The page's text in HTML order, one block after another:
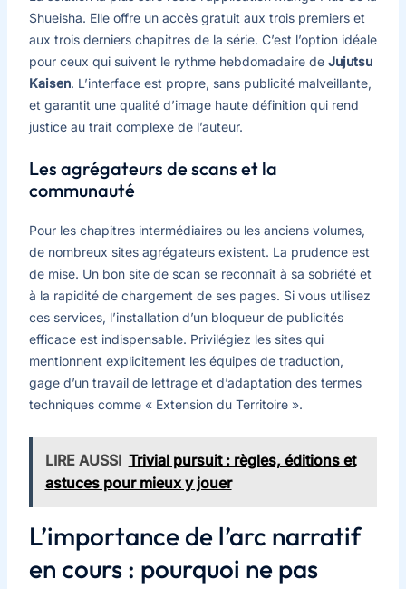
Shueisha. Elle offre un accès gratuit aux trois premiers et
aux trois derniers chapitres de la série. C’est l’option idéale
pour ceux qui suivent le rythme hebdomadaire de Jujutsu
Kaisen. L’interface est propre, sans publicité malveillante,
et garantit une qualité d’image haute définition qui rend
justice au trait complexe de l’auteur.
Les agrégateurs de scans et la
communauté
Pour les chapitres intermédiaires ou les anciens volumes,
de nombreux sites agrégateurs existent. La prudence est
de mise. Un bon site de scan se reconnaît à sa sobriété et
à la rapidité de chargement de ses pages. Si vous utilisez
ces services, l’installation d’un bloqueur de publicités
efficace est indispensable. Privilégiez les sites qui
mentionnent explicitement les équipes de traduction,
gage d’un travail de lettrage et d’adaptation des termes
techniques comme « Extension du Territoire ».
LIRE AUSSI Trivial pursuit : règles, éditions et
astuces pour mieux y jouer
L’importance de l’arc narratif
en cours : pourquoi ne pas